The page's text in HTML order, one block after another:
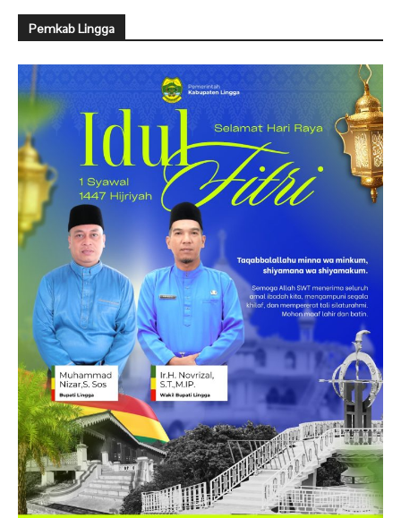
Pemkab Lingga